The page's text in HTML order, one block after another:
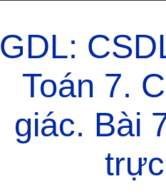
GDL:
Toán 7.
giác. Bài